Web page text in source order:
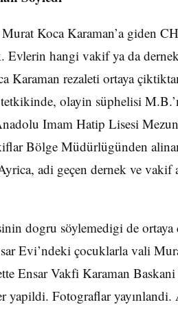
Koca Karaman’a giden
Evlerin hangi vakif ya da
Karaman rezaleti ortaya
olayin süphelisi
Imam Hatip Lisesi
Bölge Müdürlügünden
adi geçen dernek ve
dogru söylemedigi de
Evi’ndeki çocuklarla vali
Ensar Vakfi Karaman
yapildi. Fotograflar